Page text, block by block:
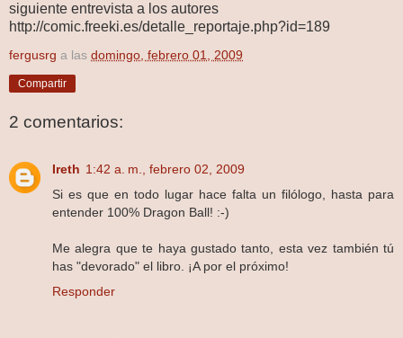
siguiente entrevista a los autores
http://comic.freeki.es/detalle_reportaje.php?id=189
fergusrg a las domingo, febrero 01, 2009
Compartir
2 comentarios:
Ireth 1:42 a. m., febrero 02, 2009
Si es que en todo lugar hace falta un filólogo, hasta para
entender 100% Dragon Ball! :-)
Me alegra que te haya gustado tanto, esta vez también tú
has "devorado" el libro. ¡A por el próximo!
Responder